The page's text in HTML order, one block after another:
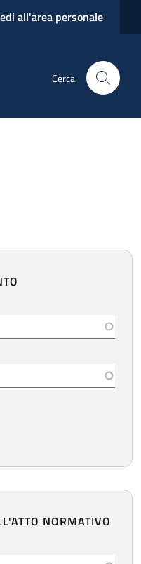
all'area personale
Cerca
NORMATIVO